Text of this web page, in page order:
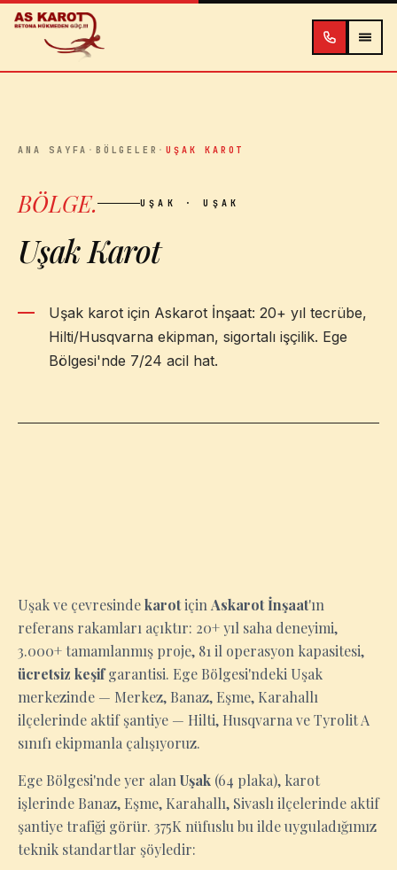
İçeriğe atla
ANA SAYFA ·BÖLGELER ·UŞAK KAROT
BÖLGE. UŞAK · UŞAK
Uşak Karot
Uşak karot için Askarot İnşaat: 20+ yıl tecrübe,
Hilti/Husqvarna ekipman, sigortalı işçilik. Ege
Bölgesi'nde 7/24 acil hat.
Uşak ve çevresindekarotiçin Askarot İnşaat'ın
referans rakamları açıktır: 20+ yıl saha deneyimi,
3.000+ tamamlanmış proje, 81 il operasyon kapasitesi,
ücretsiz keşifgarantisi. Ege Bölgesi'ndeki Uşak
merkezinde — Merkez, Banaz, Eşme, Karahallı
ilçelerinde aktif şantiye — Hilti, Husqvarna ve Tyrolit A
sınıfı ekipmanla çalışıyoruz.
Ege Bölgesi'nde yer alan Uşak (64 plaka), karot
işlerinde Banaz, Eşme, Karahallı, Sivaslı ilçelerinde aktif
şantiye trafiği görür. 375K nüfuslu bu ilde uyguladığımız
teknik standartlar şöyledir: